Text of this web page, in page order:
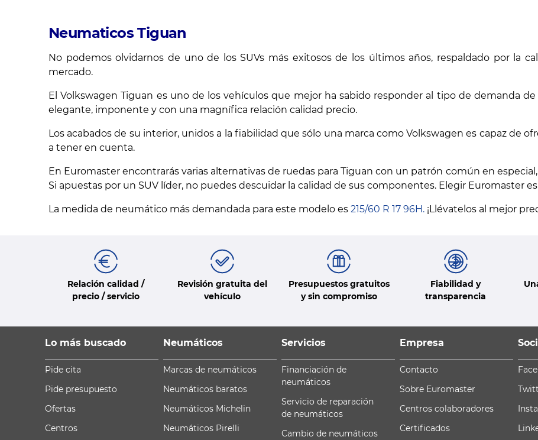
Neumaticos Tiguan
No podemos olvidarnos de uno de los SUVs más exitosos de los últimos años, respaldado por la
mercado.
El Volkswagen Tiguan es uno de los vehículos que mejor ha sabido responder al tipo de demanda
elegante, imponente y con una magnífica relación calidad precio.
Los acabados de su interior, unidos a la fiabilidad que sólo una marca como Volkswagen es capaz de
a tener en cuenta.
En Euromaster encontrarás varias alternativas de ruedas para Tiguan con un patrón común en
Si apuestas por un SUV líder, no puedes descuidar la calidad de sus componentes. Elegir Euromaster
La medida de neumático más demandada para este modelo es 215/60 R 17 96H. ¡Llévatelos al mejor
Relación calidad /
precio / servicio
Revisión gratuita del
vehículo
Presupuestos gratuitos
y sin compromiso
Fiabilidad y
transparencia
Lo más buscado
Pide cita
Pide presupuesto
Ofertas
Centros
Neumáticos
Marcas de neumáticos
Neumáticos baratos
Neumáticos Michelin
Neumáticos Pirelli
Servicios
Financiación de
neumáticos
Servicio de reparación
de neumáticos
Cambio de neumáticos
Empresa
Contacto
Sobre Euromaster
Centros colaboradores
Certificados